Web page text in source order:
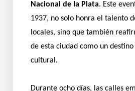
Nacional de la Plata. Este
1937, no solo honra el talento
locales, sino que también
de esta ciudad como un
cultural.
Durante ocho días, las calles